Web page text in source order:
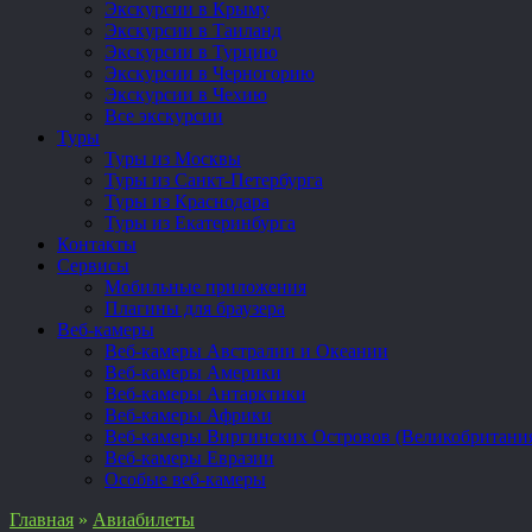
Экскурсии в Крыму
Экскурсии в Таиланд
Экскурсии в Турцию
Экскурсии в Черногорию
Экскурсии в Чехию
Все экскурсии
Туры
Туры из Москвы
Туры из Санкт-Петербурга
Туры из Краснодара
Туры из Екатеринбурга
Контакты
Сервисы
Мобильные приложения
Плагины для браузера
Веб-камеры
Веб-камеры Австралии и Океании
Веб-камеры Америки
Веб-камеры Антарктики
Веб-камеры Африки
Веб-камеры Виргинских Островов
Веб-камеры Евразии
Особые веб-камеры
Главная » Авиабилеты